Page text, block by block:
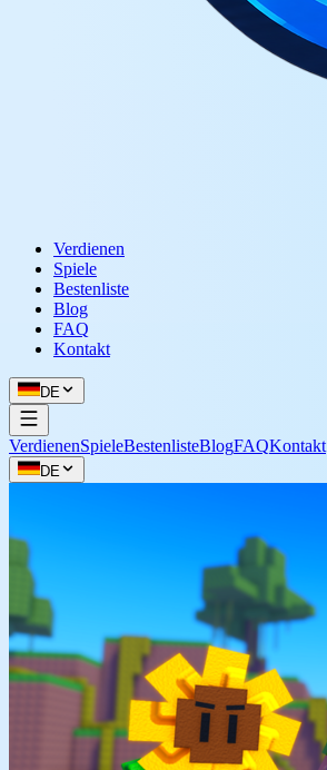
Verdienen
Spiele
Bestenliste
Blog
FAQ
Kontakt
DE
VerdienenSpieleBestenlisteBlogFAQKontakt
DE